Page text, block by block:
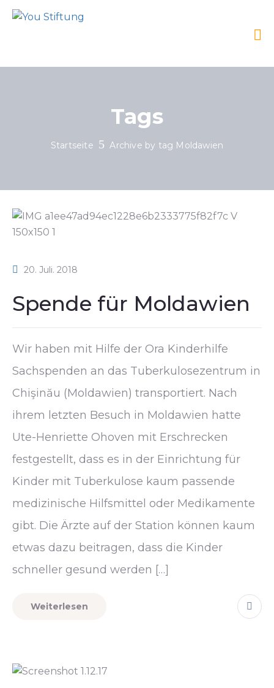
Tags
Startseite Archive by tag Moldawien
20. Juli. 2018
Spende für Moldawien
Wir haben mit Hilfe der Ora Kinderhilfe
Sachspenden an das Tuberkulosezentrum in
Chişinău (Moldawien) transportiert. Nach
ihrem letzten Besuch in Moldawien hatte
Ute-Henriette Ohoven mit Erschrecken
festgestellt, dass es in der Einrichtung für
Kinder mit Tuberkulose kaum passende
medizinische Hilfsmittel oder Medikamente
gibt. Die Ärzte auf der Station können kaum
etwas dazu beitragen, dass die Kinder
schneller gesund werden […]
Weiterlesen